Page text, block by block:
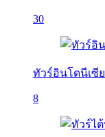
30
ทัวร์อินโดนีเซีย
8